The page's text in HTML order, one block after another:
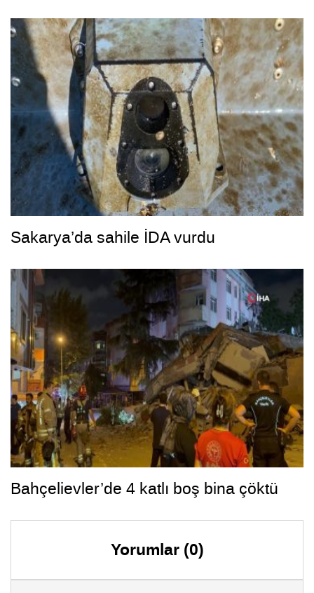
Sakarya’da sahile İDA vurdu
Bahçelievler’de 4 katlı boş bina çöktü
Yorumlar (0)